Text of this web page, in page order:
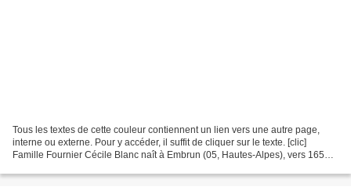
Tous les textes de cette couleur contiennent un lien vers une autre page,
interne ou externe. Pour y accéder, il suffit de cliquer sur le texte. [clic]
Famille Fournier Cécile Blanc naît à Embrun (05, Hautes-Alpes), vers 1650-